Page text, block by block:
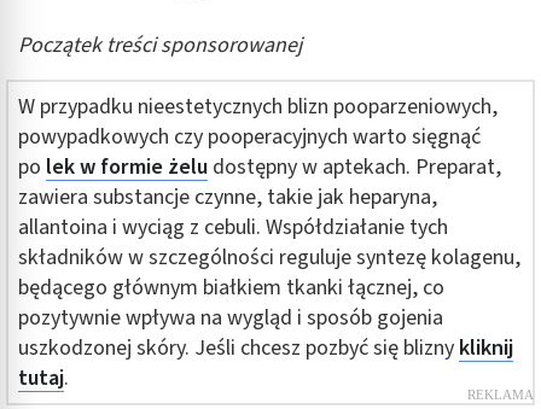
Początek treści sponsorowanej
W przypadku nieestetycznych blizn pooparzeniowych,
powypadkowych czy pooperacyjnych warto sięgnąć
po lek w formie żelu dostępny w aptekach. Preparat,
zawiera substancje czynne, takie jak heparyna,
allantoina i wyciąg z cebuli. Współdziałanie tych
składników w szczególności reguluje syntezę kolagenu,
będącego głównym białkiem tkanki łącznej, co
pozytywnie wpływa na wygląd i sposób gojenia
uszkodzonej skóry. Jeśli chcesz pozbyć się blizny kliknij
tutaj.